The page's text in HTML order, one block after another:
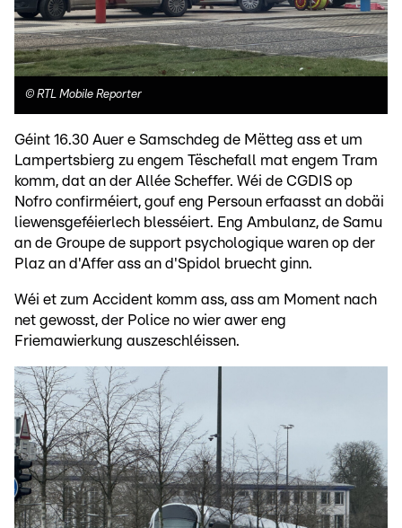
© RTL Mobile Reporter
Géint 16.30 Auer e Samschdeg de Mëtteg ass et um
Lampertsbierg zu engem Tëschefall mat engem Tram
komm, dat an der Allée Scheffer. Wéi de CGDIS op
Nofro confirméiert, gouf eng Persoun erfaasst an dobäi
liewensgeféierlech blesséiert. Eng Ambulanz, de Samu
an de Groupe de support psychologique waren op der
Plaz an d'Affer ass an d'Spidol bruecht ginn.
Wéi et zum Accident komm ass, ass am Moment nach
net gewosst, der Police no wier awer eng
Friemawierkung auszeschléissen.